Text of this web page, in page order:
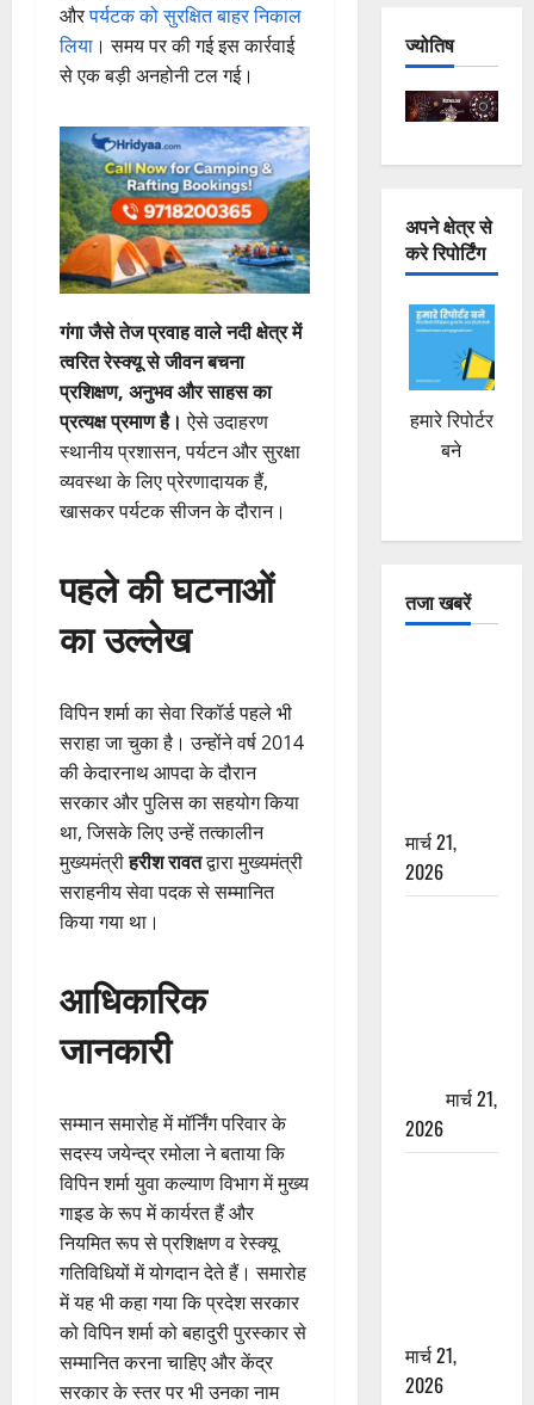
औरपर्यटक को सुरक्षित बाहर निकाल
लिया । समय पर की गई इस कार्रवाई
से एक बड़ी अनहोनी टल गई।
गंगा जैसे तेज प्रवाह वाले नदी क्षेत्र में
त्वरित रेस्क्यू से जीवन बचना
प्रशिक्षण, अनुभव और साहस का
प्रत्यक्ष प्रमाण है। ऐसे उदाहरण
स्थानीय प्रशासन, पर्यटन और सुरक्षा
व्यवस्था के लिए प्रेरणादायक हैं,
खासकर पर्यटक सीजन के दौरान।
पहले की घटनाओं
का उल्लेख
विपिन शर्मा का सेवा रिकॉर्ड पहले भी
सराहा जा चुका है। उन्होंने वर्ष 2014
की केदारनाथ आपदा के दौरान
सरकार और पुलिस का सहयोग किया
था, जिसके लिए उन्हें तत्कालीन
मुख्यमंत्रीहरीश रावतद्वारा मुख्यमंत्री
सराहनीय सेवा पदक से सम्मानित
किया गया था।
आधिकारिक
जानकारी
सम्मान समारोह में मॉर्निंग परिवार के
सदस्य जयेन्द्र रमोला ने बताया कि
विपिन शर्मा युवा कल्याण विभाग में मुख्य
गाइड के रूप में कार्यरत हैं और
नियमित रूप से प्रशिक्षण व रेस्क्यू
गतिविधियों में योगदान देते हैं। समारोह
में यह भी कहा गया कि प्रदेश सरकार
को विपिन शर्मा को बहादुरी पुरस्कार से
सम्मानित करना चाहिए और केंद्र
सरकार के स्तर पर भी उनका नाम
ज्योतिष
अपने क्षेत्र से
करे रिपोर्टिंग
हमारे रिपोर्टर
बने
तजा खबरें
मार्च 21,
2026
मार्च 21,
2026
मार्च 21,
2026